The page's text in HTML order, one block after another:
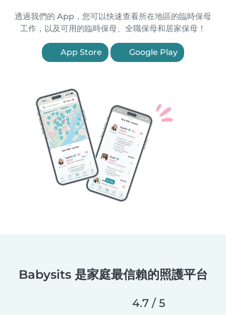
透過我們的 App，您可以快速查看所在地區的臨時保母
工作，以及可用的臨時保母、全職保母和居家保母！
App Store Google Play
Babysits 是家庭最信賴的照護平台
4.7 / 5